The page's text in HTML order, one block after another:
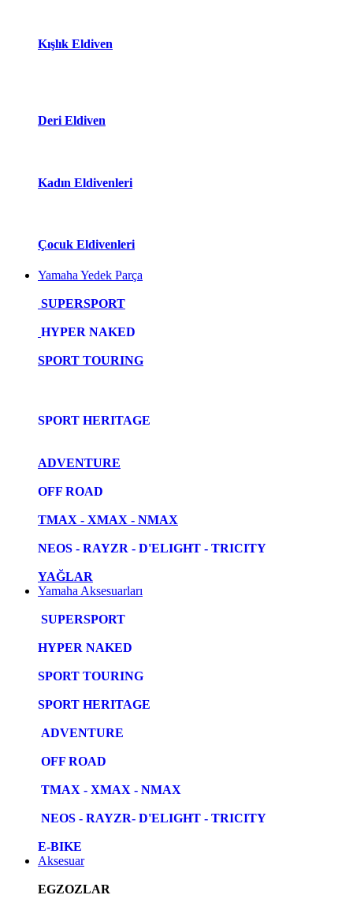
Kışlık Eldiven
Deri Eldiven
Kadın Eldivenleri
Çocuk Eldivenleri
Yamaha Yedek Parça
SUPERSPORT
HYPER NAKED
SPORT TOURING
SPORT HERITAGE
ADVENTURE
OFF ROAD
TMAX - XMAX - NMAX
NEOS - RAYZR - D'ELIGHT - TRICITY
YAĞLAR
Yamaha Aksesuarları
SUPERSPORT
HYPER NAKED
SPORT TOURING
SPORT HERITAGE
ADVENTURE
OFF ROAD
TMAX - XMAX - NMAX
NEOS - RAYZR- D'ELIGHT - TRICITY
E-BIKE
Aksesuar
EGZOZLAR